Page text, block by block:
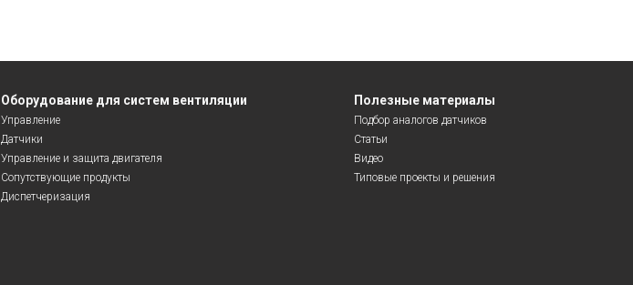
Оборудование для систем вентиляции
Управление
Датчики
Управление и защита двигателя
Сопутствующие продукты
Диспетчеризация
Полезные материалы
Подбор аналогов датчиков
Статьи
Видео
Типовые проекты и решения